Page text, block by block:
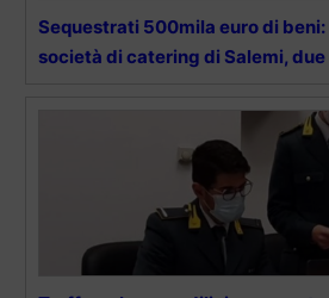
Sequestrati 500mila euro di beni:
società di catering di Salemi,